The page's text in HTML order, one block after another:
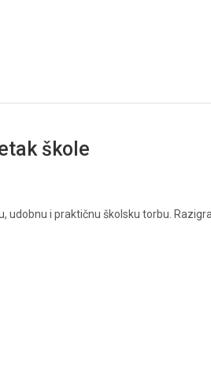
škole
i praktičnu školsku torbu.